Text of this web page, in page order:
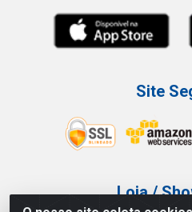
Site
Loja /